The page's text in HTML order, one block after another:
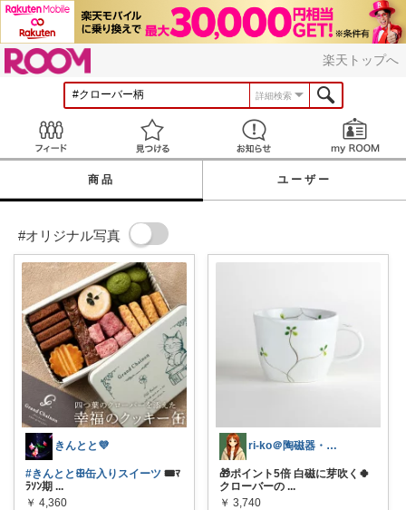
楽天トップへ
詳細検索
見つける お知らせ
商品 ユーザー
#オリジナル写真
きんとと💜
#きんととꕥ缶入りスイーツ 🎟️ﾏ
ﾗｿﾝ期 ...
￥ 4,360
ri-ko＠陶磁器・インテリア雑貨好き
🎁ポイント5倍 白磁に芽吹く🍀
クローバーの ...
￥ 3,740